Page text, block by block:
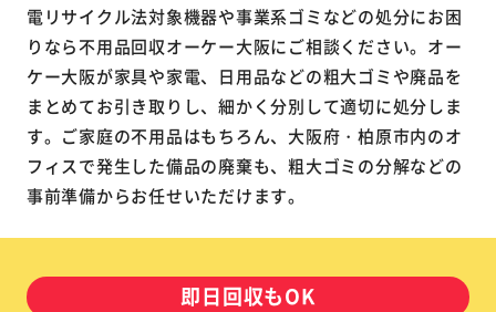
電リサイクル法対象機器や事業系ゴミなどの処分にお困
りなら不用品回収オーケー大阪にご相談ください。オー
ケー大阪が家具や家電、日用品などの粗大ゴミや廃品を
まとめてお引き取りし、細かく分別して適切に処分しま
す。ご家庭の不用品はもちろん、大阪府・柏原市内のオ
フィスで発生した備品の廃棄も、粗大ゴミの分解などの
事前準備からお任せいただけます。
即日回収もOK